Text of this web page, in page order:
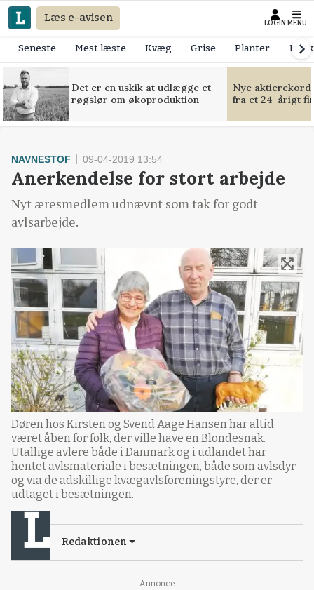
Læs e-avisen LOGIN MENU
Seneste Mest læste Kvæg Grise Planter
Det er en uskik at udlægge et
røgslør om økoproduktion
Nye
fra et 24-årigt
Annonce
NAVNESTOF 09-04-2019 13:54
Anerkendelse for stort arbejde
Nyt æresmedlem udnævnt som tak for godt
avlsarbejde.
Døren hos Kirsten og Svend Aage Hansen har altid
været åben for folk, der ville have en Blondesnak.
Utallige avlere både i Danmark og i udlandet har
hentet avlsmateriale i besætningen, både som avlsdyr
og via de adskillige kvægavlsforeningstyre, der er
udtaget i besætningen.
Redaktionen